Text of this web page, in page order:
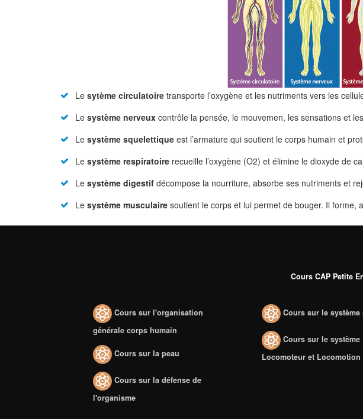
Le sytème circulatoire transporte l’oxygène et les nutriments vers les
Le système nerveux contrôle la pensée, le mouvemen, les sensations et
Le système squelettique est l’armature qui soutient le corps humain et
Le système respiratoire recueille l’oxygène (O2) et élimine le dioxyde de
Le système digestif décompose la nourriture, absorbe ses nutriments et
Le système musculaire soutient le corps et lui permet de bouger. Il forme,
Cours CAP Petite
Cours sur l'organisation
générale corps humain
Cours sur la peau
Cours sur la défense de
l'organisme
Cours sur le système
Cours sur le système
Locomoteur et Locomotion